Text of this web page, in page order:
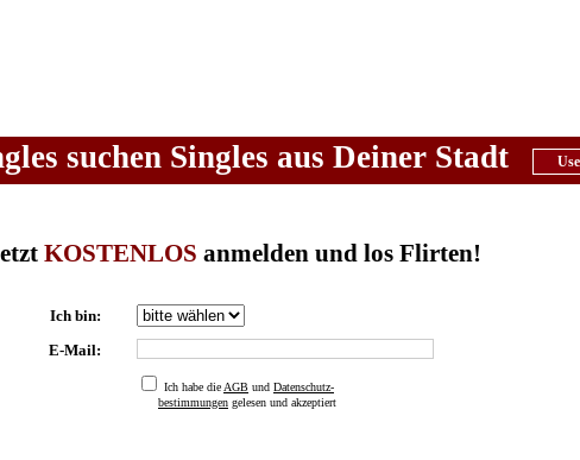
suchen Singles aus Deiner Stadt
KOSTENLOS anmelden und los Flirten!
Ich bin:
E-Mail:
Ich habe die AGB und Datenschutz-
bestimmungen gelesen und akzeptiert